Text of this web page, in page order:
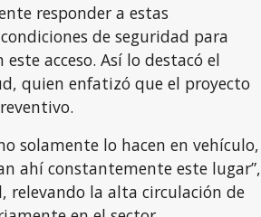
responder a estas
de seguridad para
acceso. Así lo destacó el
quien enfatizó que el proyecto
solamente lo hacen en vehículo,
ahí constantemente este lugar”,
relevando la alta circulación de